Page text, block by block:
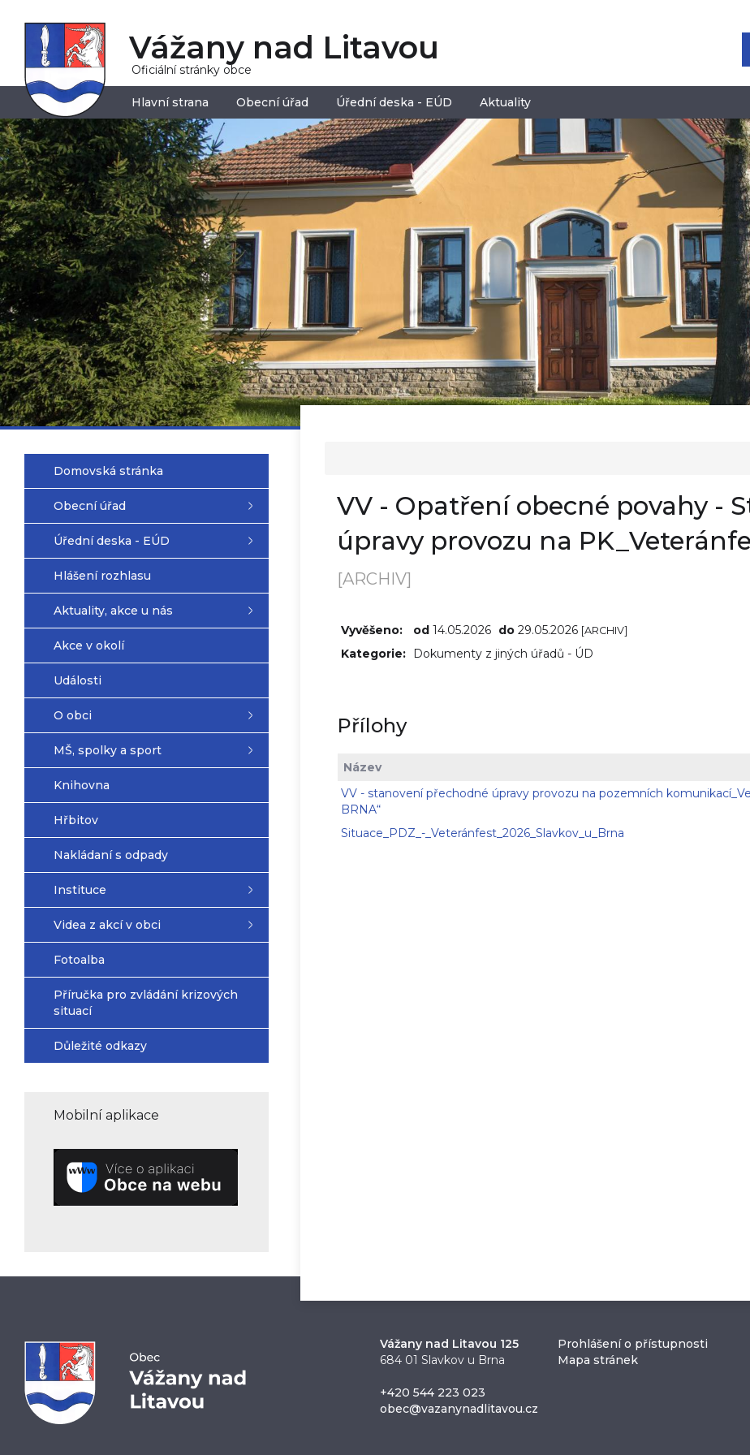
Vážany nad Litavou
Oficiální stránky obce
Hlavní strana Obecní úřad Úřední deska - EÚD Aktuality
Domovská stránka
Obecní úřad
Úřední deska - EÚD
Hlášení rozhlasu
Aktuality, akce u nás
Akce v okolí
Události
O obci
MŠ, spolky a sport
Knihovna
Hřbitov
Nakládaní s odpady
Instituce
Videa z akcí v obci
Fotoalba
Příručka pro zvládání krizových
situací
Důležité odkazy
Mobilní aplikace
VV - Opatření obecné povahy -
úpravy provozu na
[ARCHIV]
Vyvěšeno: od 14.05.2026 do 29.05.2026 [ARCHIV]
Kategorie: Dokumenty z jiných úřadů - ÚD
Přílohy
Název
VV - stanovení přechodné úpravy provozu na pozemních
BRNA“
Situace_PDZ_-_Veteránfest_2026_Slavkov_u_Brna
Vážany nad Litavou 125
684 01 Slavkov u Brna
+420 544 223 023
obec@vazanynadlitavou.cz
Prohlášení o přístupnosti
Mapa stránek